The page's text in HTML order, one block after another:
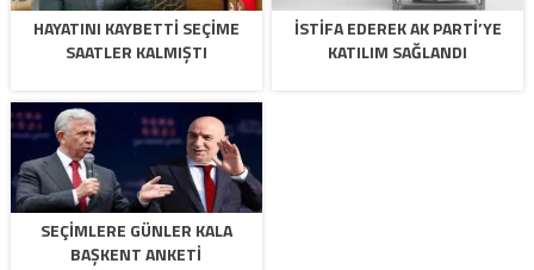
HAYATINI KAYBETTI SEÇIME
SAATLER KALMIŞTI
İSTIFA EDEREK AK PARTI’YE
KATILIM SAĞLANDI
SEÇIMLERE GÜNLER KALA
BAŞKENT ANKETI